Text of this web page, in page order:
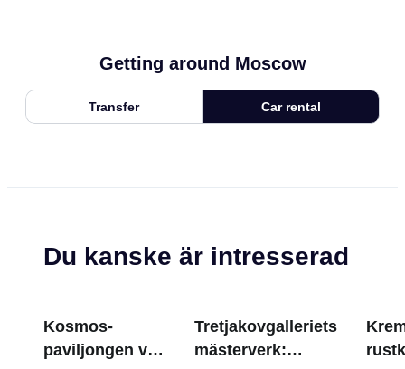
Getting around Moscow
Transfer Car rental
Du kanske är intresserad
Kosmos-
paviljongen vid
Tretjakovgalleriets
mästerverk: